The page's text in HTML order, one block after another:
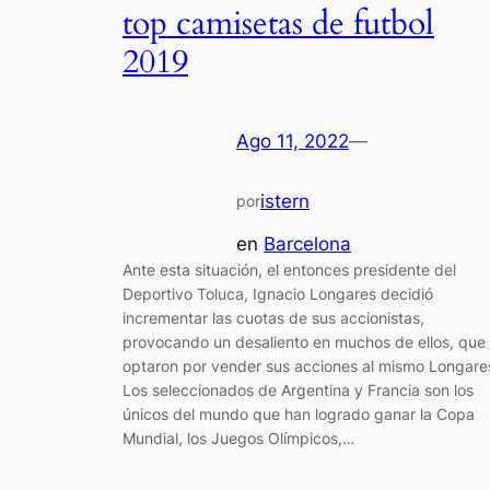
top camisetas de futbol
2019
Ago 11, 2022—
poristern
en Barcelona
Ante esta situación, el entonces presidente del
Deportivo Toluca, Ignacio Longares decidió
incrementar las cuotas de sus accionistas,
provocando un desaliento en muchos de ellos, que
optaron por vender sus acciones al mismo
Los seleccionados de Argentina y Francia son los
únicos del mundo que han logrado ganar la Copa
Mundial, los Juegos Olímpicos,…